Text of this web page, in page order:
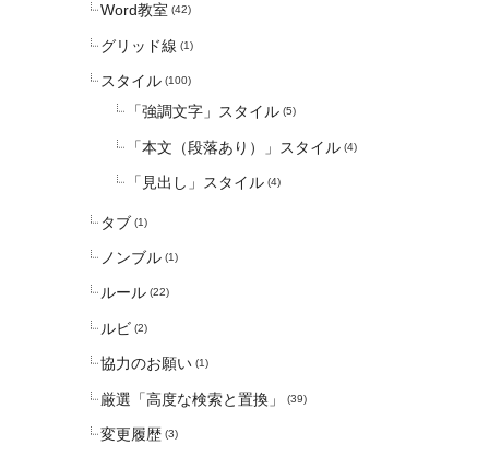
Word教室 (42)
グリッド線 (1)
スタイル (100)
「強調文字」スタイル (5)
「本文（段落あり）」スタイル (4)
「見出し」スタイル (4)
タブ (1)
ノンブル (1)
ルール (22)
ルビ (2)
協力のお願い (1)
厳選「高度な検索と置換」 (39)
変更履歴 (3)